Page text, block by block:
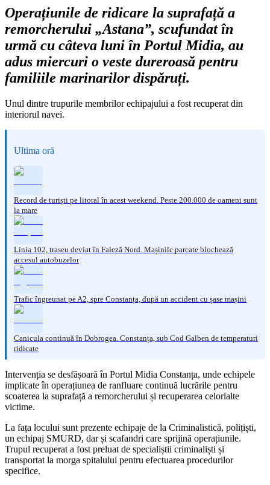
Operațiunile de ridicare la suprafață a
remorcherului „Astana”, scufundat în
urmă cu câteva luni în Portul Midia, au
adus miercuri o veste dureroasă pentru
familiile marinarilor dispăruți.
Unul dintre trupurile membrilor echipajului a fost recuperat din
interiorul navei.
Ultima oră
Record de turiști pe litoral în acest weekend. Peste 200.000 de oameni sunt
la mare
Linia 102, traseu deviat în Faleză Nord. Mașinile parcate blochează
accesul autobuzelor
Trafic îngreunat pe A2, spre Constanța, după un accident cu șase mașini
Canicula continuă în Dobrogea. Constanța, sub Cod Galben de temperaturi
ridicate
Intervenția se desfășoară în Portul Midia Constanța, unde echipele
implicate în operațiunea de ranfluare continuă lucrările pentru
scoaterea la suprafață a remorcherului și recuperarea celorlalte
victime.
La fața locului sunt prezente echipaje de la Criminalistică, polițiști,
un echipaj SMURD, dar și scafandri care sprijină operațiunile.
Trupul recuperat a fost preluat de specialiștii criminaliști și
transportat la morga spitalului pentru efectuarea procedurilor
specifice.